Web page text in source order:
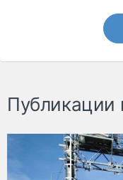
Публикации